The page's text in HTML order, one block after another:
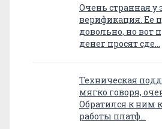
Очень странная у
верификация. Ее
довольно, но вот
денег просят сде…
Техническая
мягко говоря,
Обратился к ним
работы платф…